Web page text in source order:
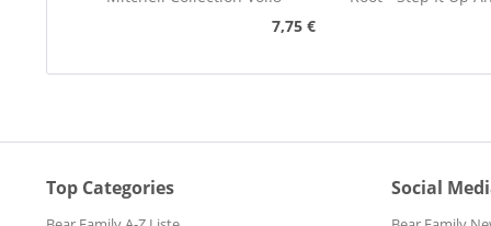
7,75 €
Top Categories Social